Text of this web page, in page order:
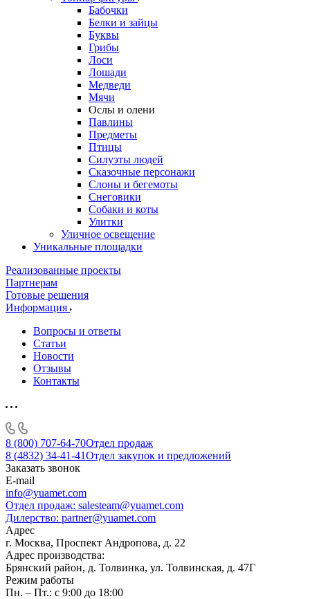
Бабочки
Белки и зайцы
Буквы
Грибы
Лоси
Лошади
Медведи
Мячи
Ослы и олени
Павлины
Предметы
Птицы
Силуэты людей
Сказочные персонажи
Слоны и бегемоты
Снеговики
Собаки и коты
Улитки
Уличное освещение
Уникальные площадки
Реализованные проекты
Партнерам
Готовые решения
Информация
Вопросы и ответы
Статьи
Новости
Отзывы
Контакты
8 (800) 707-64-70Отдел продаж
8 (4832) 34-41-41Отдел закупок и предложений
Заказать звонок
E-mail
info@yuamet.com
Отдел продаж: salesteam@yuamet.com
Дилерство: partner@yuamet.com
Адрес
г. Москва, Проспект Андропова, д. 22
Адрес производства:
Брянский район, д. Толвинка, ул. Толвинская, д. 47Г
Режим работы
Пн. – Пт.: с 9:00 до 18:00